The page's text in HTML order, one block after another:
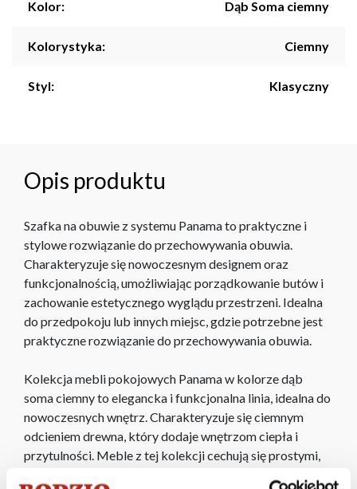
Kolor: Dąb Soma ciemny
Kolorystyka: Ciemny
Styl: Klasyczny
Opis produktu
Szafka na obuwie z systemu Panama to praktyczne i
stylowe rozwiązanie do przechowywania obuwia.
Charakteryzuje się nowoczesnym designem oraz
funkcjonalnością, umożliwiając porządkowanie butów i
zachowanie estetycznego wyglądu przestrzeni. Idealna
do przedpokoju lub innych miejsc, gdzie potrzebne jest
praktyczne rozwiązanie do przechowywania obuwia.
Kolekcja mebli pokojowych Panama w kolorze dąb
soma ciemny to elegancka i funkcjonalna linia, idealna do
nowoczesnych wnętrz. Charakteryzuje się ciemnym
odcieniem drewna, który dodaje wnętrzom ciepła i
przytulności. Meble z tej kolekcji cechują się prostymi,